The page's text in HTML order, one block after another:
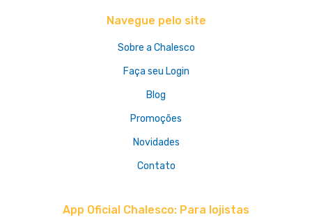
Navegue pelo site
Sobre a Chalesco
Faça seu Login
Blog
Promoções
Novidades
Contato
App Oficial Chalesco: Para lojistas